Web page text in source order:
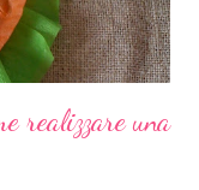
realizzare una